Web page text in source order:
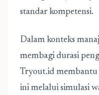
standar kompetensi.
Dalam konteks
membagi durasi
Tryout.id membantu
ini melalui simulasi